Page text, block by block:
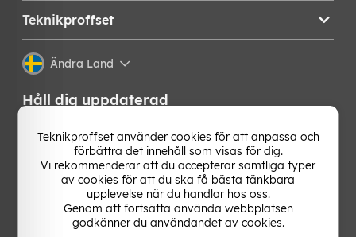
Teknikproffset
Ändra Land
Håll dig uppdaterad
Få de senaste nyheterna, hetaste erbjudandena och
bästa tipsen från oss direkt i din mejlkorg. Signa upp på
vårt nyhetsbrev!
Teknikproffset använder cookies för att anpassa och
förbättra det innehåll som visas för dig.
Vi rekommenderar att du accepterar samtliga typer
av cookies för att du ska få bästa tänkbara
upplevelse när du handlar hos oss.
Genom att fortsätta använda webbplatsen
godkänner du användandet av cookies.